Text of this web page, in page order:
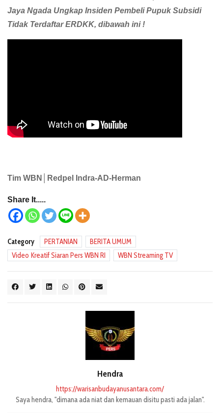
Jaya Ngada Ungkap Insiden Pembeli Pupuk Subsidi
Tidak Terdaftar ERDKK, dibawah ini !
Tim WBN│Redpel Indra-AD-Herman
Share It.....
Category PERTANIAN
BERITA UMUM
Video Kreatif Siaran Pers WBN RI
WBN Streaming TV
Hendra
https://warisanbudayanusantara.com/
Saya hendra, "dimana ada niat dan kemauan disitu pasti ada jalan".